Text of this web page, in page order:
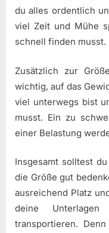
du alles ordentlich
viel Zeit und Mühe
schnell finden musst.
Zusätzlich zur
wichtig, auf das
viel unterwegs bist
musst. Ein zu
einer Belastung
Insgesamt solltest
die Größe gut
ausreichend Platz
deine
transportieren.